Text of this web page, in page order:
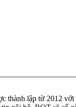
lập từ 2012